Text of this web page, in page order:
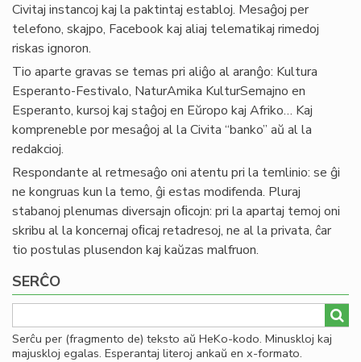
Civitaj instancoj kaj la paktintaj establoj. Mesaĝoj per
telefono, skajpo, Facebook kaj aliaj telematikaj rimedoj
riskas ignoron.
Tio aparte gravas se temas pri aliĝo al aranĝo: Kultura
Esperanto-Festivalo, NaturAmika KulturSemajno en
Esperanto, kursoj kaj staĝoj en Eŭropo kaj Afriko… Kaj
kompreneble por mesaĝoj al la Civita “banko” aŭ al la
redakcioj.
Respondante al retmesaĝo oni atentu pri la temlinio: se ĝi
ne kongruas kun la temo, ĝi estas modifenda. Pluraj
stabanoj plenumas diversajn oﬁcojn: pri la apartaj temoj oni
skribu al la koncernaj oﬁcaj retadresoj, ne al la privata, ĉar
tio postulas plusendon kaj kaŭzas malfruon.
SERĈO
Serĉu per (fragmento de) teksto aŭ HeKo-kodo. Minuskloj kaj
majuskloj egalas. Esperantaj literoj ankaŭ en x-formato.